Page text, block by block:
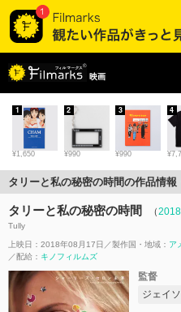
映画
¥1,650
1
¥990
2
¥990
3 4
タリーと私の秘密の時間の作品情
タリーと私の秘密の時間 （2018
Tully
上映日：2018年08月17日 製作国・地域： ア
配給： キノフィルムズ
監督
ジェイ